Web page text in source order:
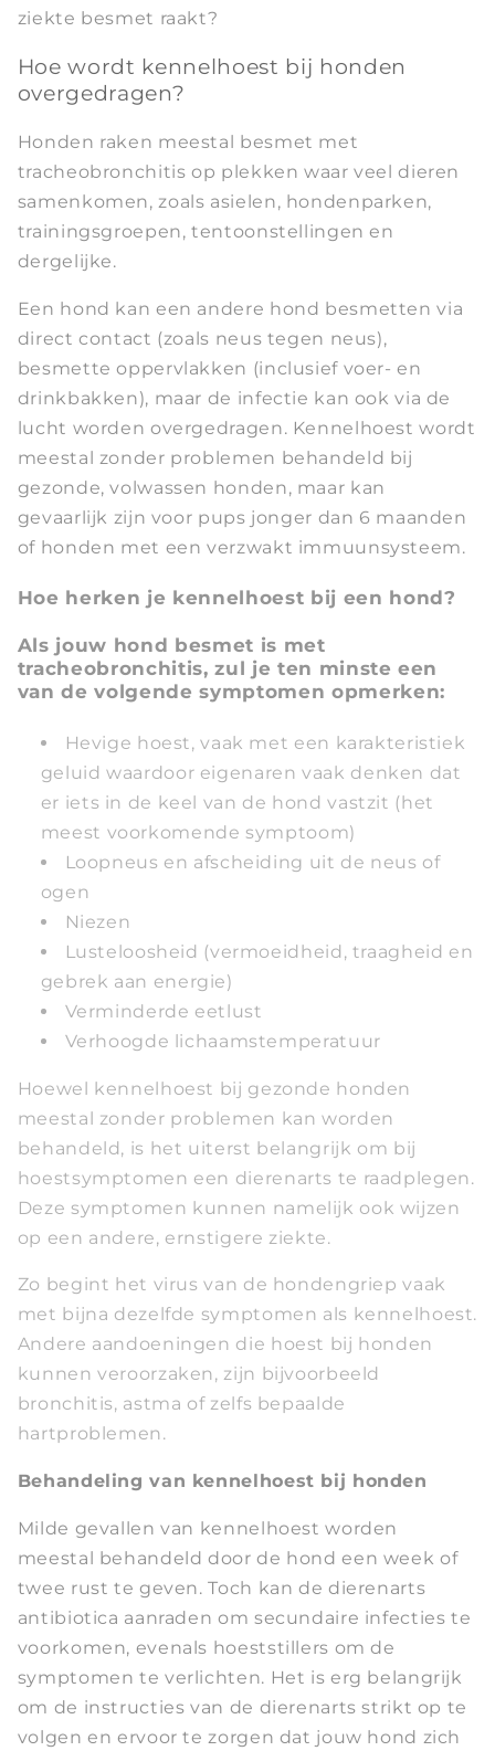
ziekte besmet raakt?
Hoe wordt kennelhoest bij honden
overgedragen?
Honden raken meestal besmet met
tracheobronchitis op plekken waar veel dieren
samenkomen, zoals asielen, hondenparken,
trainingsgroepen, tentoonstellingen en
dergelijke.
Een hond kan een andere hond besmetten via
direct contact (zoals neus tegen neus),
besmette oppervlakken (inclusief voer- en
drinkbakken), maar de infectie kan ook via de
lucht worden overgedragen. Kennelhoest wordt
meestal zonder problemen behandeld bij
gezonde, volwassen honden, maar kan
gevaarlijk zijn voor pups jonger dan 6 maanden
of honden met een verzwakt immuunsysteem.
Hoe herken je kennelhoest bij een hond?
Als jouw hond besmet is met
tracheobronchitis, zul je ten minste een
van de volgende symptomen opmerken:
Hevige hoest, vaak met een karakteristiek
geluid waardoor eigenaren vaak denken dat
er iets in de keel van de hond vastzit (het
meest voorkomende symptoom)
Loopneus en afscheiding uit de neus of
ogen
Niezen
Lusteloosheid (vermoeidheid, traagheid en
gebrek aan energie)
Verminderde eetlust
Verhoogde lichaamstemperatuur
Hoewel kennelhoest bij gezonde honden
meestal zonder problemen kan worden
behandeld, is het uiterst belangrijk om bij
hoestsymptomen een dierenarts te raadplegen.
Deze symptomen kunnen namelijk ook wijzen
op een andere, ernstigere ziekte.
Zo begint het virus van de hondengriep vaak
met bijna dezelfde symptomen als kennelhoest.
Andere aandoeningen die hoest bij honden
kunnen veroorzaken, zijn bijvoorbeeld
bronchitis, astma of zelfs bepaalde
hartproblemen.
Behandeling van kennelhoest bij honden
Milde gevallen van kennelhoest worden
meestal behandeld door de hond een week of
twee rust te geven. Toch kan de dierenarts
antibiotica aanraden om secundaire infecties te
voorkomen, evenals hoeststillers om de
symptomen te verlichten. Het is erg belangrijk
om de instructies van de dierenarts strikt op te
volgen en ervoor te zorgen dat jouw hond zich